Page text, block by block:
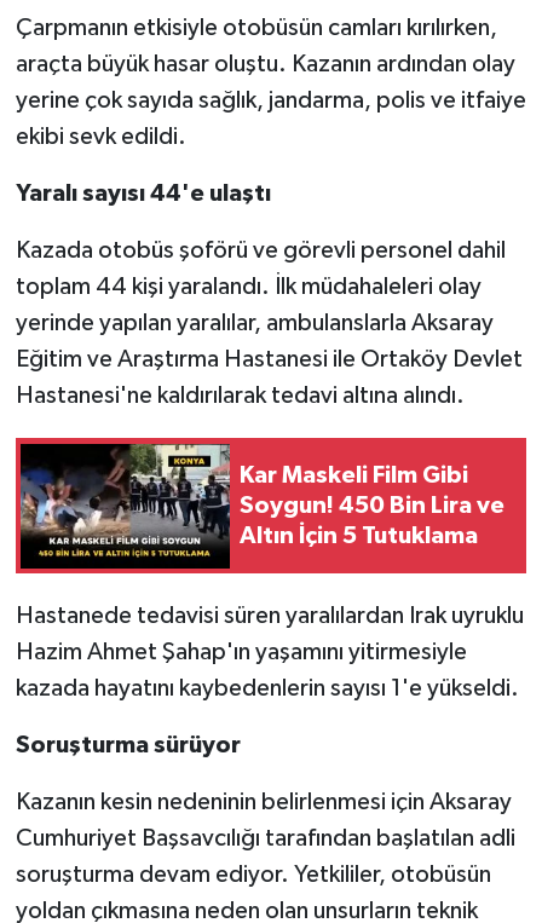
Çarpmanın etkisiyle otobüsün camları kırılırken,
araçta büyük hasar oluştu. Kazanın ardından olay
yerine çok sayıda sağlık, jandarma, polis ve itfaiye
ekibi sevk edildi.
Yaralı sayısı 44'e ulaştı
Kazada otobüs şoförü ve görevli personel dahil
toplam 44 kişi yaralandı. İlk müdahaleleri olay
yerinde yapılan yaralılar, ambulanslarla Aksaray
Eğitim ve Araştırma Hastanesi ile Ortaköy Devlet
Hastanesi'ne kaldırılarak tedavi altına alındı.
Kar Maskeli Film Gibi
Soygun! 450 Bin Lira ve
Altın İçin 5 Tutuklama
Hastanede tedavisi süren yaralılardan Irak uyruklu
Hazim Ahmet Şahap'ın yaşamını yitirmesiyle
kazada hayatını kaybedenlerin sayısı 1'e yükseldi.
Soruşturma sürüyor
Kazanın kesin nedeninin belirlenmesi için Aksaray
Cumhuriyet Başsavcılığı tarafından başlatılan adli
soruşturma devam ediyor. Yetkililer, otobüsün
yoldan çıkmasına neden olan unsurların teknik